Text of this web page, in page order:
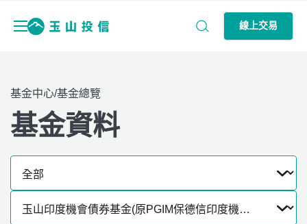
線上交易
基金中心/基金總覽
基金資料